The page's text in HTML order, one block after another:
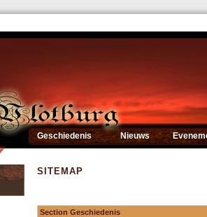
Geschiedenis Nieuws
SITEMAP
Section Geschiedenis